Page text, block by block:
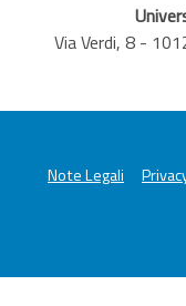
Via Verdi, 8 -
Note Legali